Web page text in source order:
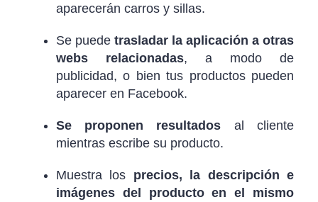
aparecerán carros y sillas.
Se puede trasladar la aplicación a otras
webs relacionadas, a modo de
publicidad, o bien tus productos pueden
aparecer en Facebook.
Se proponen resultados al cliente
mientras escribe su producto.
Muestra los precios, la descripción e
imágenes del producto en el mismo